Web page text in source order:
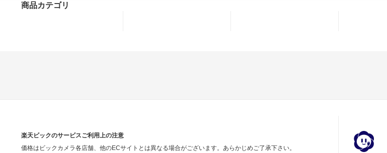
商品カテゴリ
楽天ビックのサービスご利用上の注意
価格はビックカメラ各店舗、他のECサイトとは異なる場合がございます。あらかじめご了承下さい。